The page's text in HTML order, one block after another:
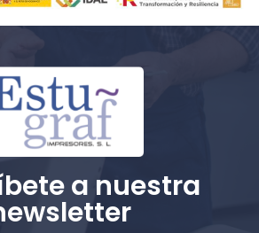
a nuestra